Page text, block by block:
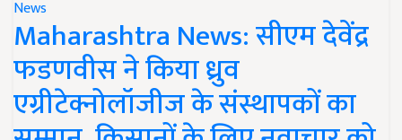
News
Maharashtra News: सीएम देवेंद्र
फडणवीस ने किया ध्रुव
एग्रीटेक्नोलॉजीज के संस्थापकों का